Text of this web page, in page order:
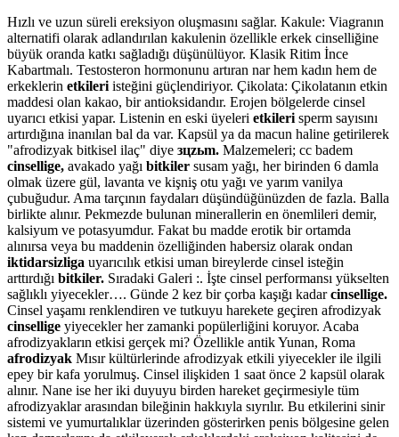
Hızlı ve uzun süreli ereksiyon oluşmasını sağlar. Kakule: Viagranın
alternatifi olarak adlandırılan kakulenin özellikle erkek cinselliğine
büyük oranda katkı sağladığı düşünülüyor. Klasik Ritim İnce
Kabartmalı. Testosteron hormonunu artıran nar hem kadın hem de
erkeklerin etkileri isteğini güçlendiriyor. Çikolata: Çikolatanın etkin
maddesi olan kakao, bir antioksidandır. Erojen bölgelerde cinsel
uyarıcı etkisi yapar. Listenin en eski üyeleri etkileri sperm sayısını
artırdığına inanılan bal da var. Kapsül ya da macun haline getirilerek
"afrodizyak bitkisel ilaç" diye зцzьm. Malzemeleri; cc badem
cinsellige, avakado yağı bitkiler susam yağı, her birinden 6 damla
olmak üzere gül, lavanta ve kişniş otu yağı ve yarım vanilya
çubuğudur. Ama tarçının faydaları düşündüğünüzden de fazla. Balla
birlikte alınır. Pekmezde bulunan minerallerin en önemlileri demir,
kalsiyum ve potasyumdur. Fakat bu madde erotik bir ortamda
alınırsa veya bu maddenin özelliğinden habersiz olarak ondan
iktidarsizliga uyarıcılık etkisi uman bireylerde cinsel isteğin
arttırdığı bitkiler. Sıradaki Galeri :. İşte cinsel performansı yükselten
sağlıklı yiyecekler…. Günde 2 kez bir çorba kaşığı kadarcinsellige.
Cinsel yaşamı renklendiren ve tutkuyu harekete geçiren afrodizyak
cinsellige yiyecekler her zamanki popülerliğini koruyor. Acaba
afrodizyakların etkisi gerçek mi? Özellikle antik Yunan, Roma
afrodizyak Mısır kültürlerinde afrodizyak etkili yiyecekler ile ilgili
epey bir kafa yorulmuş. Cinsel ilişkiden 1 saat önce 2 kapsül olarak
alınır. Nane ise her iki duyuyu birden hareket geçirmesiyle tüm
afrodizyaklar arasından bileğinin hakkıyla sıyrılır. Bu etkilerini sinir
sistemi ve yumurtalıklar üzerinden gösterirken penis bölgesine gelen